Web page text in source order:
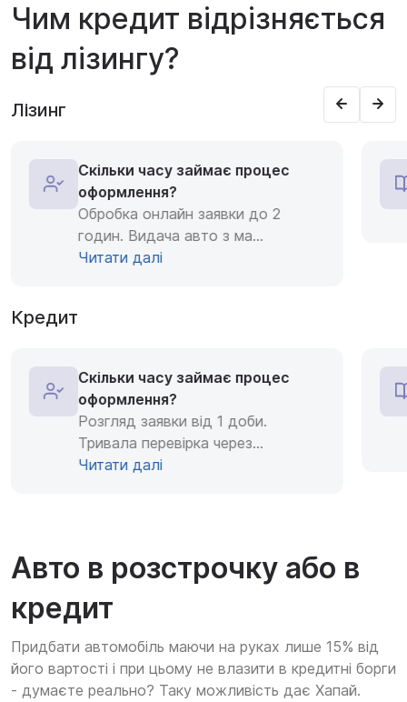
Чим кредит відрізняється
від лізингу?
Лізинг
Скільки часу займає процес
оформлення?
Обробка онлайн заявки до 2
годин. Видача авто з ма...
Читати далі
Кредит
Скільки часу займає процес
оформлення?
Розгляд заявки від 1 доби.
Тривала перевірка через...
Читати далі
Авто в розстрочку або в
кредит
Придбати автомобіль маючи на руках лише 15% від
його вартості і при цьому не влазити в кредитні борги
- думаєте реально? Таку можливість дає Хапай.